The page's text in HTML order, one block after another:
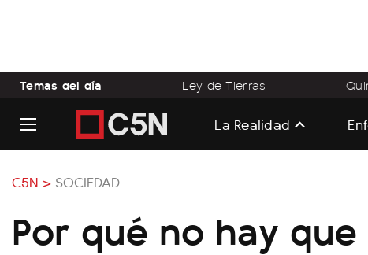
Temas del día Ley de Tierras
La Realidad
C5N > SOCIEDAD
Por qué no hay